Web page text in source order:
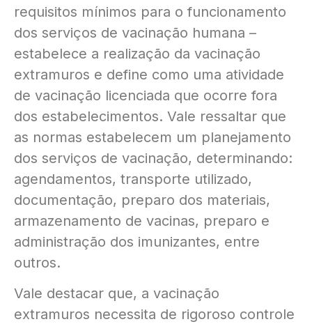
requisitos mínimos para o funcionamento
dos serviços de vacinação humana –
estabelece a realização da vacinação
extramuros e define como uma atividade
de vacinação licenciada que ocorre fora
dos estabelecimentos. Vale ressaltar que
as normas estabelecem um planejamento
dos serviços de vacinação, determinando:
agendamentos, transporte utilizado,
documentação, preparo dos materiais,
armazenamento de vacinas, preparo e
administração dos imunizantes, entre
outros.
Vale destacar que, a vacinação
extramuros necessita de rigoroso controle